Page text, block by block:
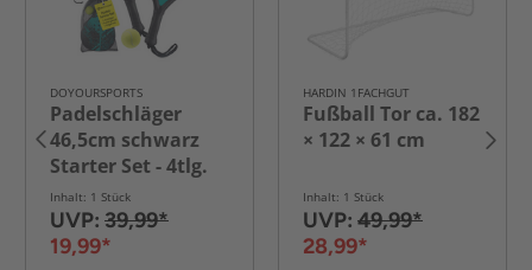
DOYOURSPORTS
Padelschläger
46,5cm schwarz
Starter Set - 4tlg.
Inhalt: 1 Stück
UVP: 39,99*
19,99*
HARDIN 1FACHGUT
Fußball Tor ca. 182
× 122 × 61 cm
Inhalt: 1 Stück
UVP: 49,99*
28,99*